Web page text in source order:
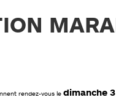
rendez-vous le dimanche